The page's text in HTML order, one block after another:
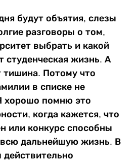
будут объятия, слезы
разговоры о том,
выбрать и какой
студенческая жизнь. А
тишина. Потому что
в списке не
хорошо помню это
когда кажется, что
или конкурс способны
дальнейшую жизнь. В
действительно